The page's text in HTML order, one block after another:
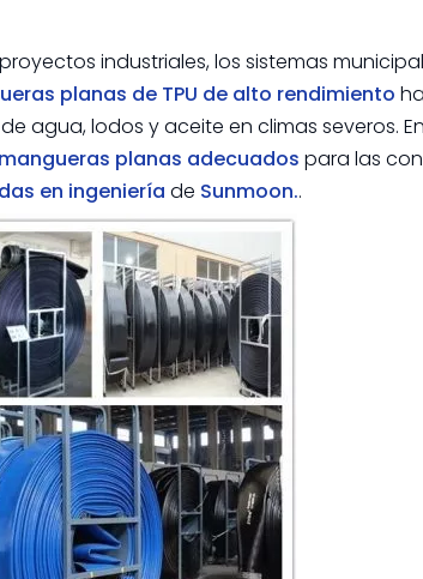
industriales, los sistemas
planas de TPU de alto rendimiento
agua, lodos y aceite en climas severos.
planas adecuados para las
en ingeniería de Sunmoon..